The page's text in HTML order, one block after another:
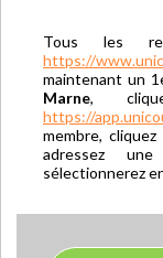
Tous les
https://
maintenant un
Marne,
https://
membre,
adressez
sélectionnerez